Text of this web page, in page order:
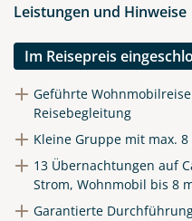
per E-Mail senden
Link kopieren
Leistungen und Hinweise
Im Reisepreis
Geführte
Reisebegleitung
Kleine Gruppe mit max.
13 Übernachtungen auf
Strom, Wohnmobil bis 8
Garantierte